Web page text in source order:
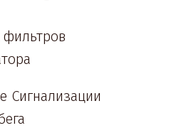
Сигнализации